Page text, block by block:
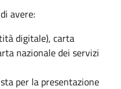
avere:
digitale), carta
nazionale dei servizi
per la presentazione